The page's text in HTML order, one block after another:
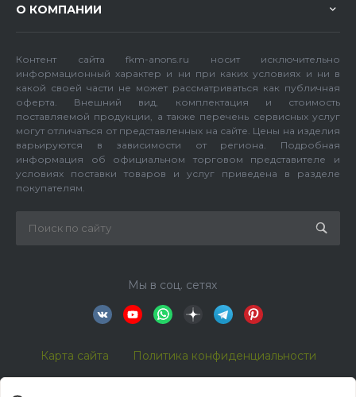
О КОМПАНИИ
Контент сайта fkm-anons.ru носит исключительно
информационный характер и ни при каких условиях и ни в
какой своей части не может рассматриваться как публичная
оферта. Внешний вид, комплектация и стоимость
поставляемой продукции, а также перечень сервисных услуг
могут отличаться от представленных на сайте. Цены на изделия
варьируются в зависимости от региона. Подробная
информация об официальном торговом представителе и
условиях поставки товаров и услуг приведена в разделе
покупателям.
Мы в соц. сетях
Карта сайта Политика конфиденциальности